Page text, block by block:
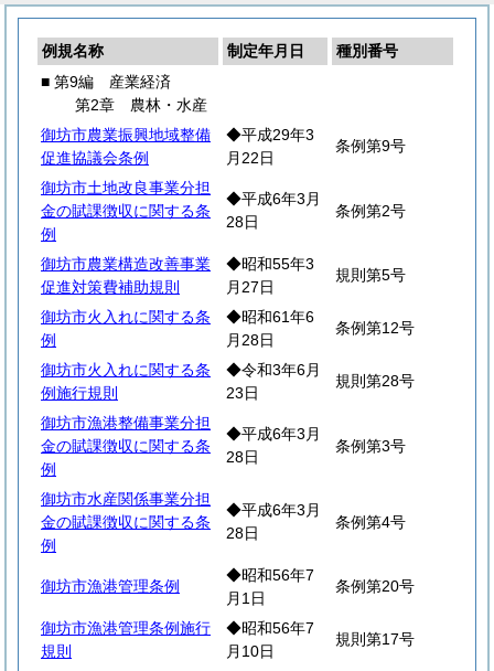
例規名称 制定年月日
種別番号
■ 第9編 産業経済
第2章 農林・水産
御坊市農業振興地域整備
促進協議会条例
◆平成29年3
月22日
条例第9号
御坊市土地改良事業分担
金の賦課徴収に関する条
例
◆平成6年3月
28日
条例第2号
御坊市農業構造改善事業
促進対策費補助規則
◆昭和55年3
月27日
規則第5号
御坊市火入れに関する条
例
◆昭和61年6
月28日
条例第12号
御坊市火入れに関する条
例施行規則
◆令和3年6月
23日
規則第28号
御坊市漁港整備事業分担
金の賦課徴収に関する条
例
◆平成6年3月
28日
条例第3号
御坊市水産関係事業分担
金の賦課徴収に関する条
例
◆平成6年3月
28日
条例第4号
御坊市漁港管理条例
◆昭和56年7
月1日
条例第20号
御坊市漁港管理条例施行
規則
◆昭和56年7
月10日
規則第17号